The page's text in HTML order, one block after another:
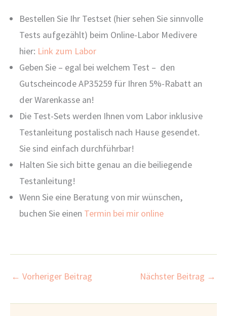
Bestellen Sie Ihr Testset (hier sehen Sie sinnvolle
Tests aufgezählt) beim Online-Labor Medivere
hier: Link zum Labor
Geben Sie – egal bei welchem Test – den
Gutscheincode AP35259 für Ihren 5%-Rabatt an
der Warenkasse an!
Die Test-Sets werden Ihnen vom Labor inklusive
Testanleitung postalisch nach Hause gesendet.
Sie sind einfach durchführbar!
Halten Sie sich bitte genau an die beiliegende
Testanleitung!
Wenn Sie eine Beratung von mir wünschen,
buchen Sie einen Termin bei mir online
← Vorheriger Beitrag Nächster Beitrag →